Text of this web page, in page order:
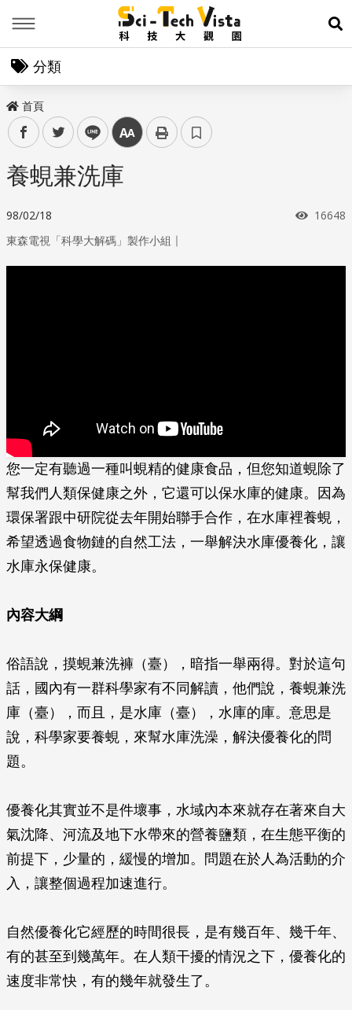
展
分類
首頁
facebooktwitter line 中
養蜆兼洗庫
98/02/18 瀏覽次
16648
東森電視「科學大解碼」製作小組 ｜
您一定有聽過一種叫蜆精的健康食品，但您知道蜆除了
幫我們人類保健康之外，它還可以保水庫的健康。因為
環保署跟中研院從去年開始聯手合作，在水庫裡養蜆，
希望透過食物鏈的自然工法，一舉解決水庫優養化，讓
水庫永保健康。
內容大綱
俗語說，摸蜆兼洗褲（臺），暗指一舉兩得。對於這句
話，國內有一群科學家有不同解讀，他們說，養蜆兼洗
庫（臺），而且，是水庫（臺），水庫的庫。意思是
說，科學家要養蜆，來幫水庫洗澡，解決優養化的問
題。
優養化其實並不是件壞事，水域內本來就存在著來自大
氣沈降、河流及地下水帶來的營養鹽類，在生態平衡的
前提下，少量的，緩慢的增加。問題在於人為活動的介
入，讓整個過程加速進行。
自然優養化它經歷的時間很長，是有幾百年、幾千年、
有的甚至到幾萬年。在人類干擾的情況之下，優養化的
速度非常快，有的幾年就發生了。